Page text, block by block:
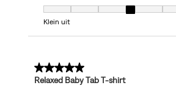
Model, 4 van 7, waarbij 1 gelijk is aan
Klein uit
5 van 5 sterren.
Relaxed Baby Tab T-shirt